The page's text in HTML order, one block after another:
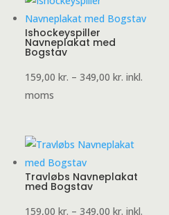
Ishockeyspiller
Navneplakat med
Bogstav
159,00kr. – 349,00kr. Prisinterval:
inkl.
moms
Travløbs Navneplakat
med Bogstav
159,00kr. – 349,00kr. Prisinterval:
inkl.